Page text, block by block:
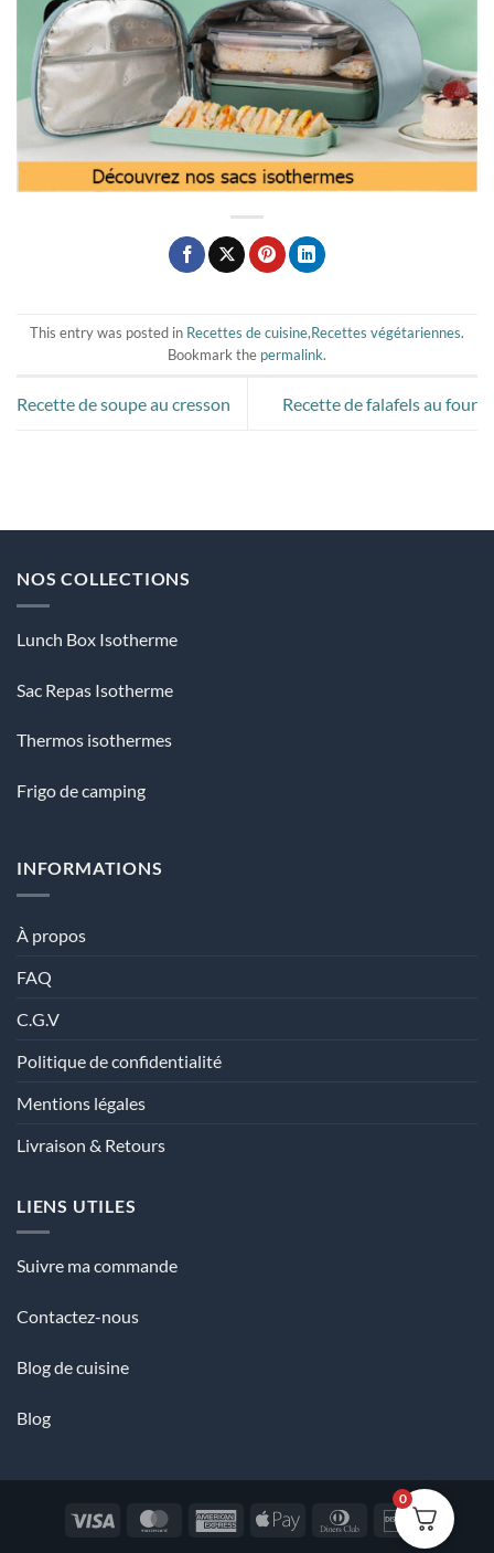
This entry was posted in Recettes de cuisine,Recettes végétariennes.
Bookmark the permalink.
Recette de soupe au cresson Recette de falafels au four
NOS COLLECTIONS
Lunch Box Isotherme
Sac Repas Isotherme
Thermos isothermes
Frigo de camping
INFORMATIONS
À propos
FAQ
C.G.V
Politique de confidentialité
Mentions légales
Livraison & Retours
LIENS UTILES
Suivre ma commande
Contactez-nous
Blog de cuisine
Blog
Visa MasterCardAmericanApple
Dinners
Discover
0